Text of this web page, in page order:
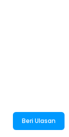
Beri Ulasan